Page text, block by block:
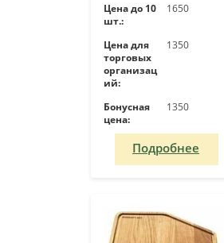
Цена до 10
шт.:
1650
Цена для
торговых
организац
ий:
1350
Бонусная
цена:
1350
Подробнее